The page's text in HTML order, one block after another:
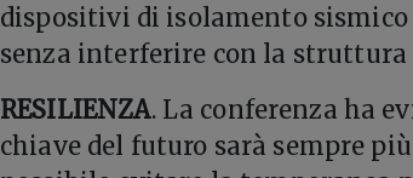
dispositivi di isolamento
senza interferire con la struttura
RESILIENZA. La conferenza ha
chiave del futuro sarà sempre